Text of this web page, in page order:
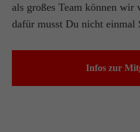
als großes Team können
dafür musst Du nicht einmal
Infos zur